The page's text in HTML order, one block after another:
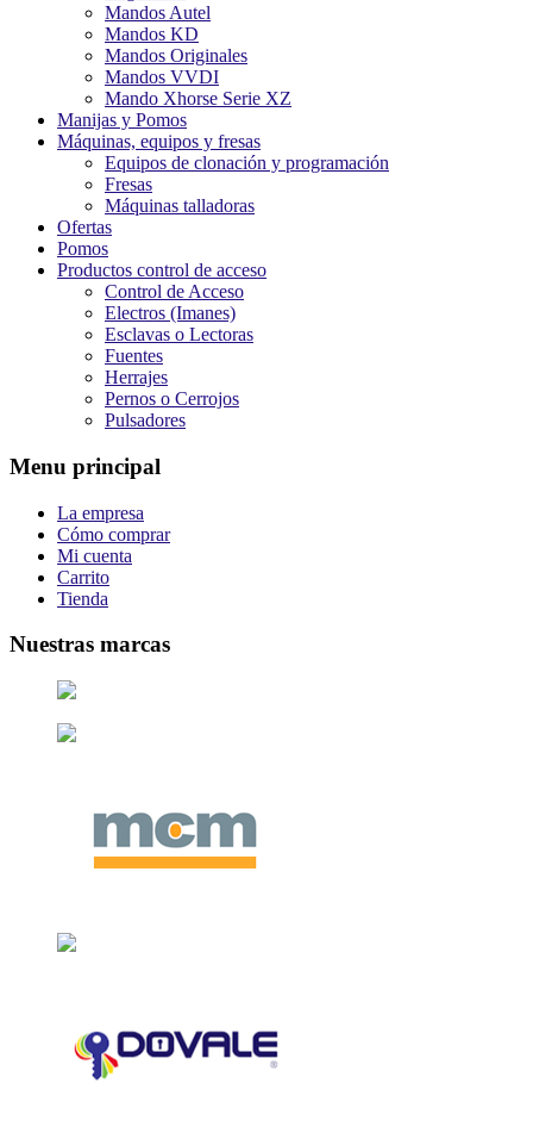
Mandos Autel
Mandos KD
Mandos Originales
Mandos VVDI
Mando Xhorse Serie XZ
Manijas y Pomos
Máquinas, equipos y fresas
Equipos de clonación y programación
Fresas
Máquinas talladoras
Ofertas
Pomos
Productos control de acceso
Control de Acceso
Electros (Imanes)
Esclavas o Lectoras
Fuentes
Herrajes
Pernos o Cerrojos
Pulsadores
Menu principal
La empresa
Cómo comprar
Mi cuenta
Carrito
Tienda
Nuestras marcas